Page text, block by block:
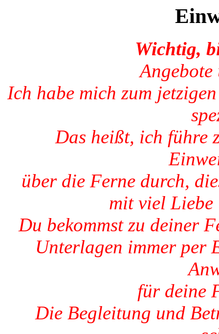
Wichtig,
Ich habe mich zum
Das heißt, ich führe
über die Ferne durch,
mit viel
Du bekommst zu deiner
Unterlagen immer per
für deine
Die Begleitung und